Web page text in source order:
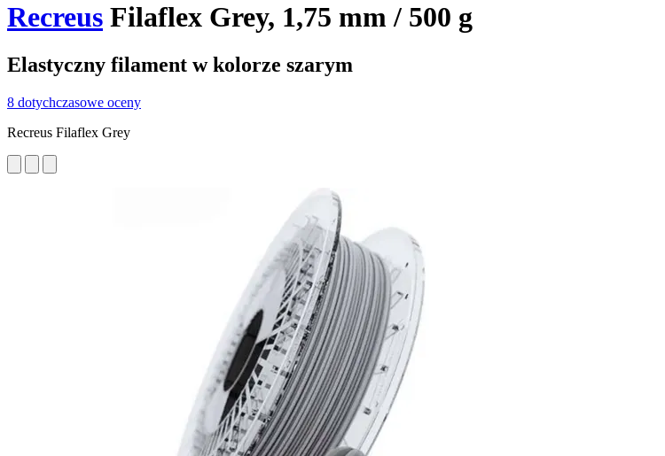
Recreus Filaflex Grey, 1,75 mm / 500 g
Elastyczny filament w kolorze szarym
8 dotychczasowe oceny
Recreus Filaflex Grey